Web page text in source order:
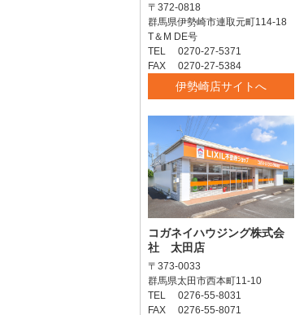
〒372-0818
群馬県伊勢崎市連取元町114-18
T＆M DE号
TEL 0270-27-5371
FAX 0270-27-5384
伊勢崎店サイトへ
コガネイハウジング株式会
社 太田店
〒373-0033
群馬県太田市西本町11-10
TEL 0276-55-8031
FAX 0276-55-8071